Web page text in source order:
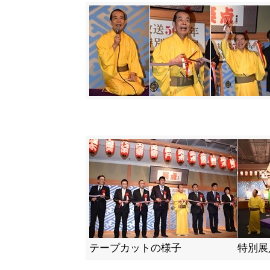
テープカットの様子 特別